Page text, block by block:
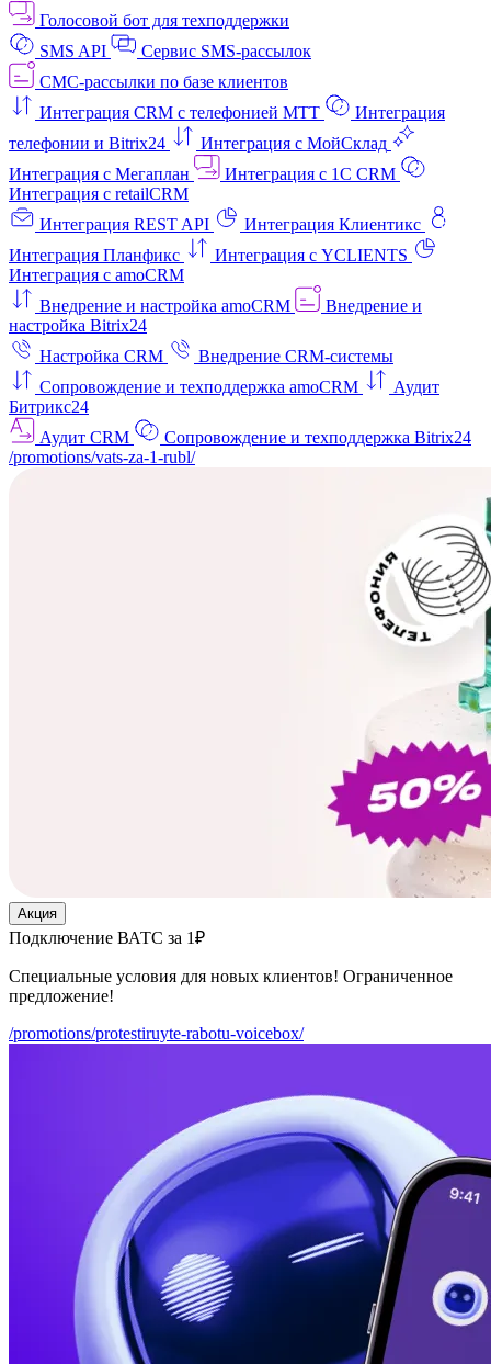
Голосовой бот для техподдержки
SMS API
Сервис SMS-рассылок
СМС-рассылки по базе клиентов
Интеграция CRM с телефонией МТТ
Интеграция
телефонии и Bitrix24
Интеграция с МойСклад
Интеграция с Мегаплан
Интеграция с 1C CRM
Интеграция с retailCRM
Интеграция REST API
Интеграция Клиентикс
Интеграция Планфикс
Интеграция с YCLIENTS
Интеграция с amoCRM
Внедрение и настройка amoCRM
Внедрение и
настройка Bitrix24
Настройка CRM
Внедрение CRM-системы
Сопровождение и техподдержка amoCRM
Аудит
Битрикс24
Аудит CRM
Сопровождение и техподдержка Bitrix24
/promotions/vats-za-1-rubl/
Акция
Подключение ВАТС за 1₽
Специальные условия для новых клиентов! Ограниченное
предложение!
/promotions/protestiruyte-rabotu-voicebox/